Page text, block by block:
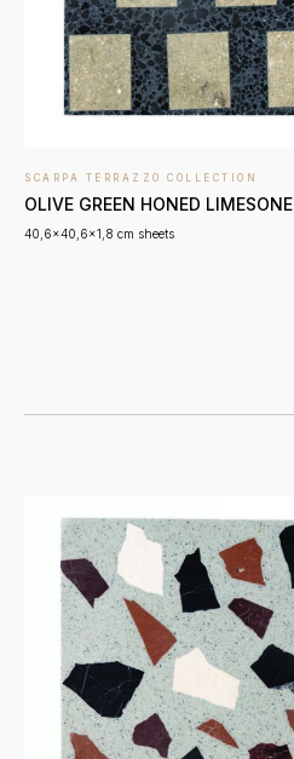
SCARPA TERRAZZO COLLECTION
OLIVE GREEN HONED LIMESONE
40,6x40,6x1,8 cm sheets